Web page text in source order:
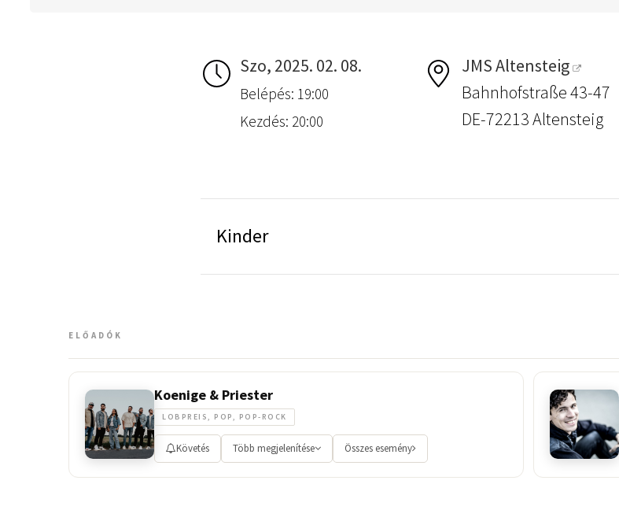
Szo, 2025. 02. 08.
Belépés: 19:00
Kezdés: 20:00
JMS Altensteig
Bahnhofstraße 43-47
DE-72213 Altensteig
Kinder
ELŐADÓK
Koenige & Priester
LOBPREIS, POP, POP-ROCK
Követés Több megjelenítése Összes esemény